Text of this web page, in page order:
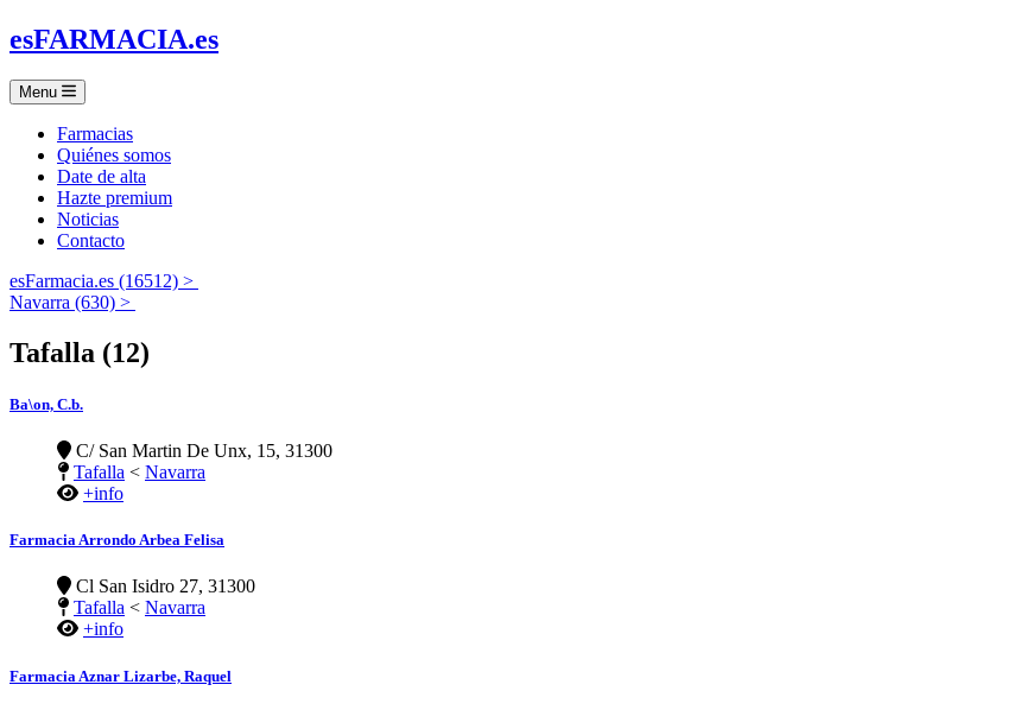
esFARMACIA.es
Menu
Farmacias
Quiénes somos
Date de alta
Hazte premium
Noticias
Contacto
esFarmacia.es (16512) >
Navarra (630) >
Tafalla (12)
Ba\on, C.b.
C/ San Martin De Unx, 15, 31300
Tafalla < Navarra
+info
Farmacia Arrondo Arbea Felisa
Cl San Isidro 27, 31300
Tafalla < Navarra
+info
Farmacia Aznar Lizarbe, Raquel